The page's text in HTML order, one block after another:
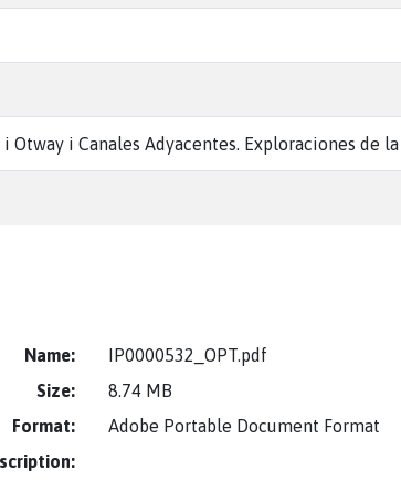
Otway i Canales Adyacentes. Exploraciones de
Name:
IP0000532_OPT.pdf
Size:
8.74 MB
Format:
Adobe Portable Document Format